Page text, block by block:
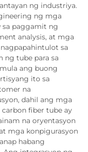
ng industriya.
ng mga
sa paggamit ng
analysis, at mga
sa
ng tube para sa
ang buong
ito sa
na
dahil ang mga
fiber tube ay
na oryentasyon
mga konpigurasyon
habang